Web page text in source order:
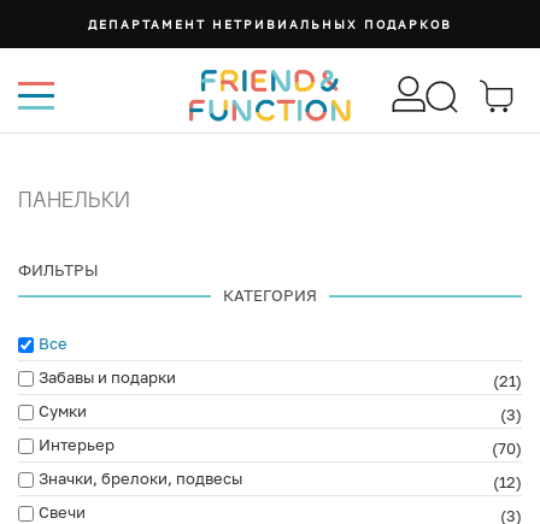
СУМКА ИЗИ
ПАНЕЛЬКИ
ФИЛЬТРЫ
КАТЕГОРИЯ
Все
Забавы и подарки
(21)
Сумки
(3)
Интерьер
(70)
Значки, брелоки, подвесы
(12)
Свечи
(3)